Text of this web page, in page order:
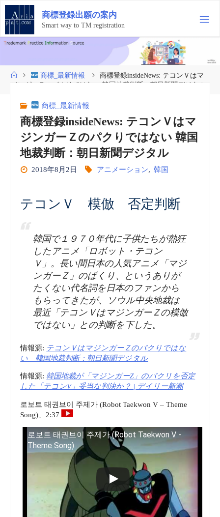
コ
テ
ン
ツ
ス
商標登録出願の案内
Smart way to TM registration
ホ
ー
商標_最新情報
商標登録insideNews: テコンＶはマ
ジンガーＺのパクりではない 韓国地裁判断：朝日新聞デジタル
商標_最新情報
商標登録insideNews: テコンＶはマ
ジンガーＺのパクりではない 韓国
地裁判断：朝日新聞デジタル
2018年8月2日 アニメーション, 韓国
テコンＶ 模倣 否定判断
韓国で１９７０年代に子供たちが熱狂
したアニメ「ロボット・テコン
Ｖ」。長い間日本の人気アニメ「マジ
ンガーＺ」のぱくり、というありが
たくない代名詞を日本のファンから
もらってきたが、ソウル中央地裁は
最近「テコンＶはマジンガーＺの模倣
ではない」との判断を下した。
情報源: テコンＶはマジンガーＺのパクりではな
い 韓国地裁判断：朝日新聞デジタル
情報源: 韓国地裁が「マジンガーZ」のパクリを否定
した「テコンV」妥当な判決か？ | デイリー新潮
로보트 태권브이 주제가 (Robot Taekwon V – Theme
Song)、2:37
로보트 태권브이 주제가 (Robot Taekwon V -
Theme Song)